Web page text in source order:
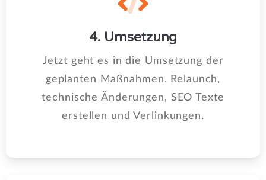
4. Umsetzung
Jetzt geht es in die Umsetzung der
geplanten Maßnahmen. Relaunch,
technische Änderungen, SEO Texte
erstellen und Verlinkungen.